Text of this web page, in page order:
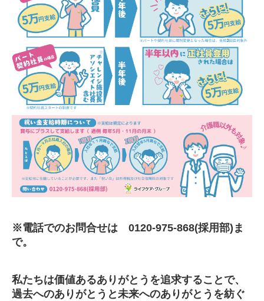
※電話でのお問合せは 0120-975-868(採用部)ま
で。
私たちは価値あるありがとうを追求することで、
過去へのありがとうと未来へのありがとうを紡ぐ